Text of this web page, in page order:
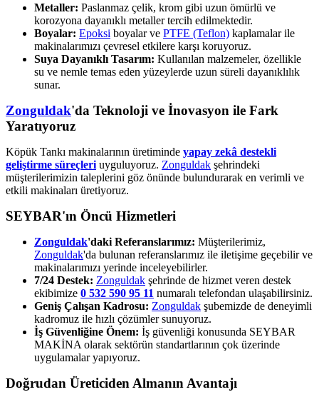
Metaller: Paslanmaz çelik, krom gibi uzun ömürlü ve
korozyona dayanıklı metaller tercih edilmektedir.
Boyalar: Epoksi boyalar ve PTFE (Teflon) kaplamalar ile
makinalarımızı çevresel etkilere karşı koruyoruz.
Suya Dayanıklı Tasarım: Kullanılan malzemeler, özellikle
su ve nemle temas eden yüzeylerde uzun süreli dayanıklılık
sunar.
Zonguldak'da Teknoloji ve İnovasyon ile Fark
Yaratıyoruz
Köpük Tankı makinalarının üretiminde yapay zekâ destekli
geliştirme süreçleri uyguluyoruz. Zonguldak şehrindeki
müşterilerimizin taleplerini göz önünde bulundurarak en verimli ve
etkili makinaları üretiyoruz.
SEYBAR'ın Öncü Hizmetleri
Zonguldak'daki Referanslarımız: Müşterilerimiz,
Zonguldak'da bulunan referanslarımız ile iletişime geçebilir ve
makinalarımızı yerinde inceleyebilirler.
7/24 Destek: Zonguldak şehrinde de hizmet veren destek
ekibimize 0 532 590 95 11 numaralı telefondan ulaşabilirsiniz.
Geniş Çalışan Kadrosu: Zonguldak şubemizde de deneyimli
kadromuz ile hızlı çözümler sunuyoruz.
İş Güvenliğine Önem: İş güvenliği konusunda SEYBAR
MAKİNA olarak sektörün standartlarının çok üzerinde
uygulamalar yapıyoruz.
Doğrudan Üreticiden Almanın Avantajı